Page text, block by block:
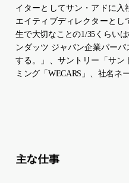
イターとしてサン・アドに入
エイティブディレクターとし
生で大切なことの1/35くらい
ンダッツ ジャパン企業パー
する。」、サントリー「サン
ミング「WECARS」、社名ネ
主な仕事